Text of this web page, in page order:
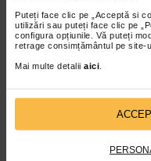
Puteți face clic pe „Acceptă si
utilizări sau puteți face clic pe
configura opțiunile. Vă puteți
retrage consimțământul pe site-
Mai multe detalii aici
Retete
Pentru
dintre…
Timp de citire:4 minute, 38
Dieta